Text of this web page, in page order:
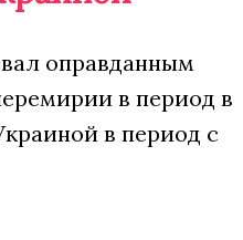
оправданным
в период в
в период с